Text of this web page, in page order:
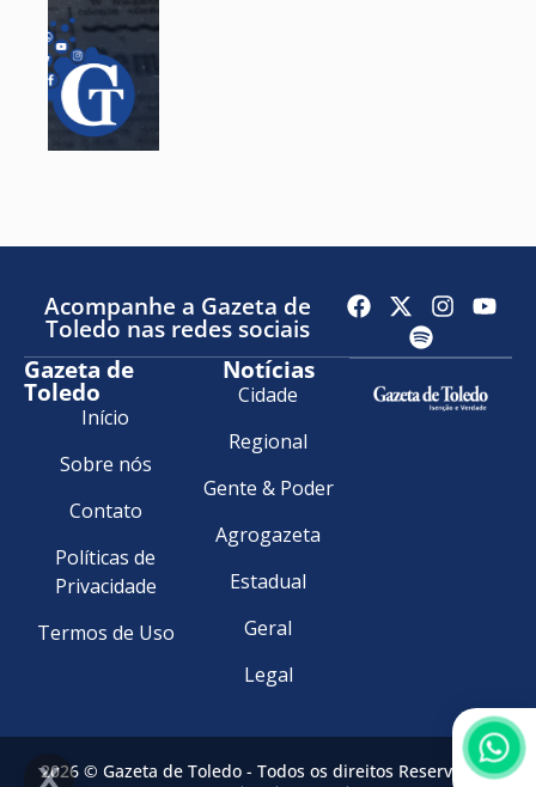
Acompanhe a Gazeta de
Toledo nas redes sociais
Gazeta de
Toledo
Início
Sobre nós
Contato
Políticas de
Privacidade
Termos de Uso
Notícias
Cidade
Regional
Gente & Poder
Agrogazeta
Estadual
Geral
Legal
2026 © Gazeta de Toledo - Todos os direitos Reservados.